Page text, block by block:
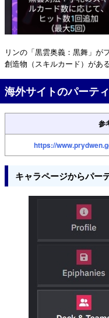
リンの「黒雲奥義：黒舞」が
創造物（スキルカード）があ
海外サイトのパーテ
参
https://
キャラページからパー